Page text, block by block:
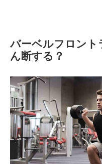
バーベルフロント
ん断する？